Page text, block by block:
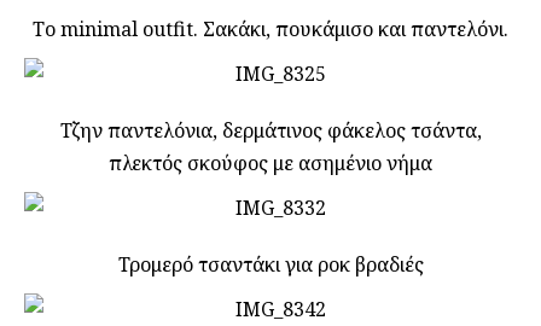
Το minimal outfit. Σακάκι, πουκάμισο και παντελόνι.
Τζην παντελόνια, δερμάτινος φάκελος τσάντα,
πλεκτός σκούφος με ασημένιο νήμα
Τρομερό τσαντάκι για ροκ βραδιές